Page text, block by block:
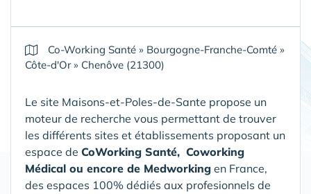
Co-Working Santé » Bourgogne-Franche-Comté »
Côte-d'Or» Chenôve (21300)
Le site Maisons-et-Poles-de-Sante propose un
moteur de recherche vous permettant de trouver
les différents sites et établissements proposant un
espace de CoWorking Santé, Coworking
Médical ou encore de Medworking en France,
des espaces 100% dédiés aux profesionnels de